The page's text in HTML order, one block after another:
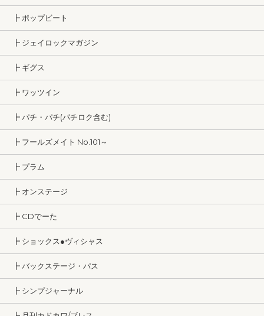
┣ ポップビート
┣ ジェイロックマガジン
┣ ギグス
┣ ワッツイン
┣ パチ・パチ(パチロク含む)
┣ フールズメイト No.101～
┣ プラム
┣ オンステージ
┣ CDでーた
┣ ショックス●ヴィシャス
┣ バックステージ・パス
┣ シンプジャーナル